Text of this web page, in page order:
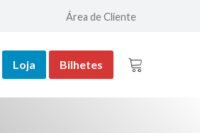
Área de Cliente
Loja Bilhetes